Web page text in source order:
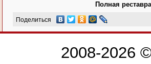
Полная
Поделиться
2008-2026